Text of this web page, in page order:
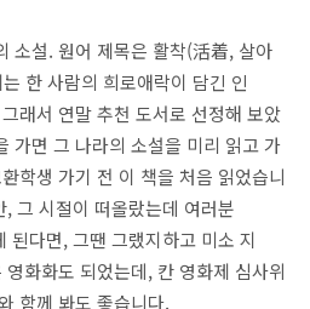
소설. 원어 제목은 활착(活着, 살아
한 사람의 희로애락이 담긴 인
래서 연말 추천 도서로 선정해 보았
가면 그 나라의 소설을 미리 읽고 가
학생 가기 전 이 책을 처음 읽었습니
그 시절이 떠올랐는데 여러분
된다면, 그땐 그랬지하고 미소 지
화화도 되었는데, 칸 영화제 심사위
함께 봐도 좋습니다.